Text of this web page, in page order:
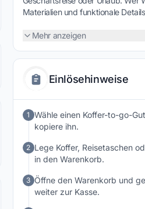
Materialien und funktionale
die Anschaffung preislich etwas
passen.
Mehr anzeigen
Einlösehinweise
1 Wähle einen Koffer-to-go-
kopiere ihn.
2 Lege Koffer, Reisetaschen
in den Warenkorb.
3 Öffne den Warenkorb und
weiter zur Kasse.